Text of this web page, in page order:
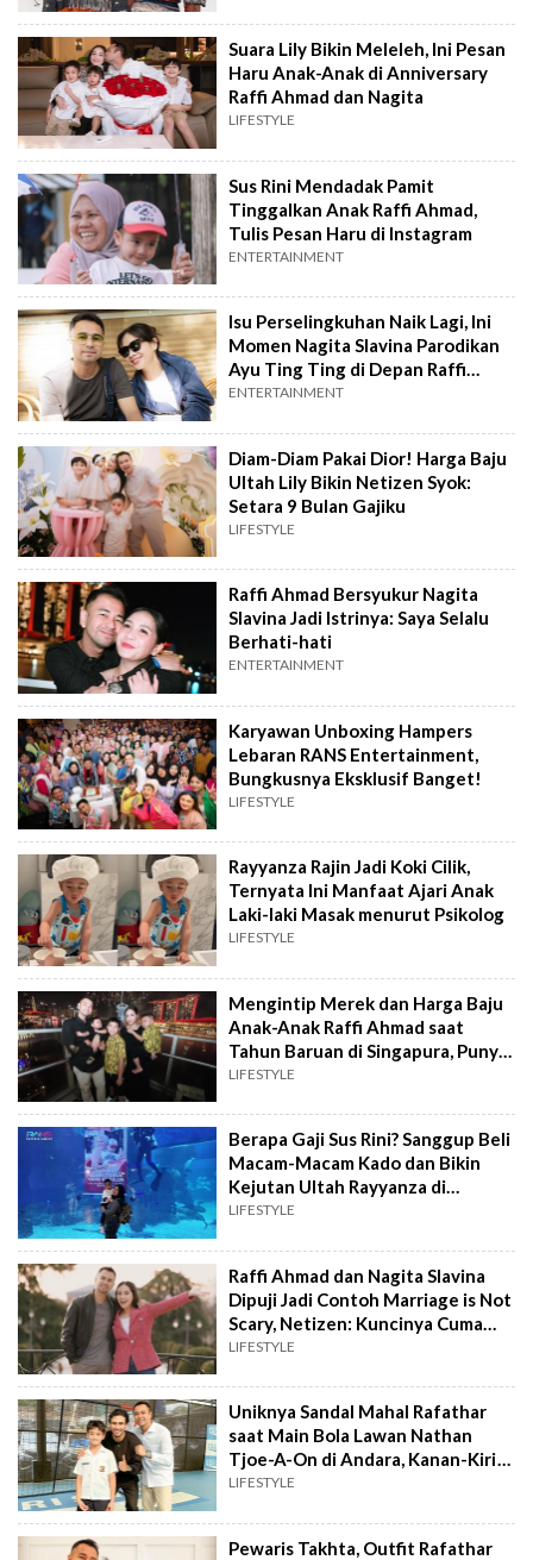
Suara Lily Bikin Meleleh, Ini Pesan
Haru Anak-Anak di Anniversary
Raffi Ahmad dan Nagita
LIFESTYLE
Sus Rini Mendadak Pamit
Tinggalkan Anak Raffi Ahmad,
Tulis Pesan Haru di Instagram
ENTERTAINMENT
Isu Perselingkuhan Naik Lagi, Ini
Momen Nagita Slavina Parodikan
Ayu Ting Ting di Depan Raffi
Ahmad
ENTERTAINMENT
Diam-Diam Pakai Dior! Harga Baju
Ultah Lily Bikin Netizen Syok:
Setara 9 Bulan Gajiku
LIFESTYLE
Raffi Ahmad Bersyukur Nagita
Slavina Jadi Istrinya: Saya Selalu
Berhati-hati
ENTERTAINMENT
Karyawan Unboxing Hampers
Lebaran RANS Entertainment,
Bungkusnya Eksklusif Banget!
LIFESTYLE
Rayyanza Rajin Jadi Koki Cilik,
Ternyata Ini Manfaat Ajari Anak
Laki-laki Masak menurut Psikolog
LIFESTYLE
Mengintip Merek dan Harga Baju
Anak-Anak Raffi Ahmad saat
Tahun Baruan di Singapura, Punya
Lily Paling Mahal!
LIFESTYLE
Berapa Gaji Sus Rini? Sanggup Beli
Macam-Macam Kado dan Bikin
Kejutan Ultah Rayyanza di
Akuarium Raksasa
LIFESTYLE
Raffi Ahmad dan Nagita Slavina
Dipuji Jadi Contoh Marriage is Not
Scary, Netizen: Kuncinya Cuma
Satu ...
LIFESTYLE
Uniknya Sandal Mahal Rafathar
saat Main Bola Lawan Nathan
Tjoe-A-On di Andara, Kanan-Kiri
Beda Warna
LIFESTYLE
Pewaris Takhta, Outfit Rafathar